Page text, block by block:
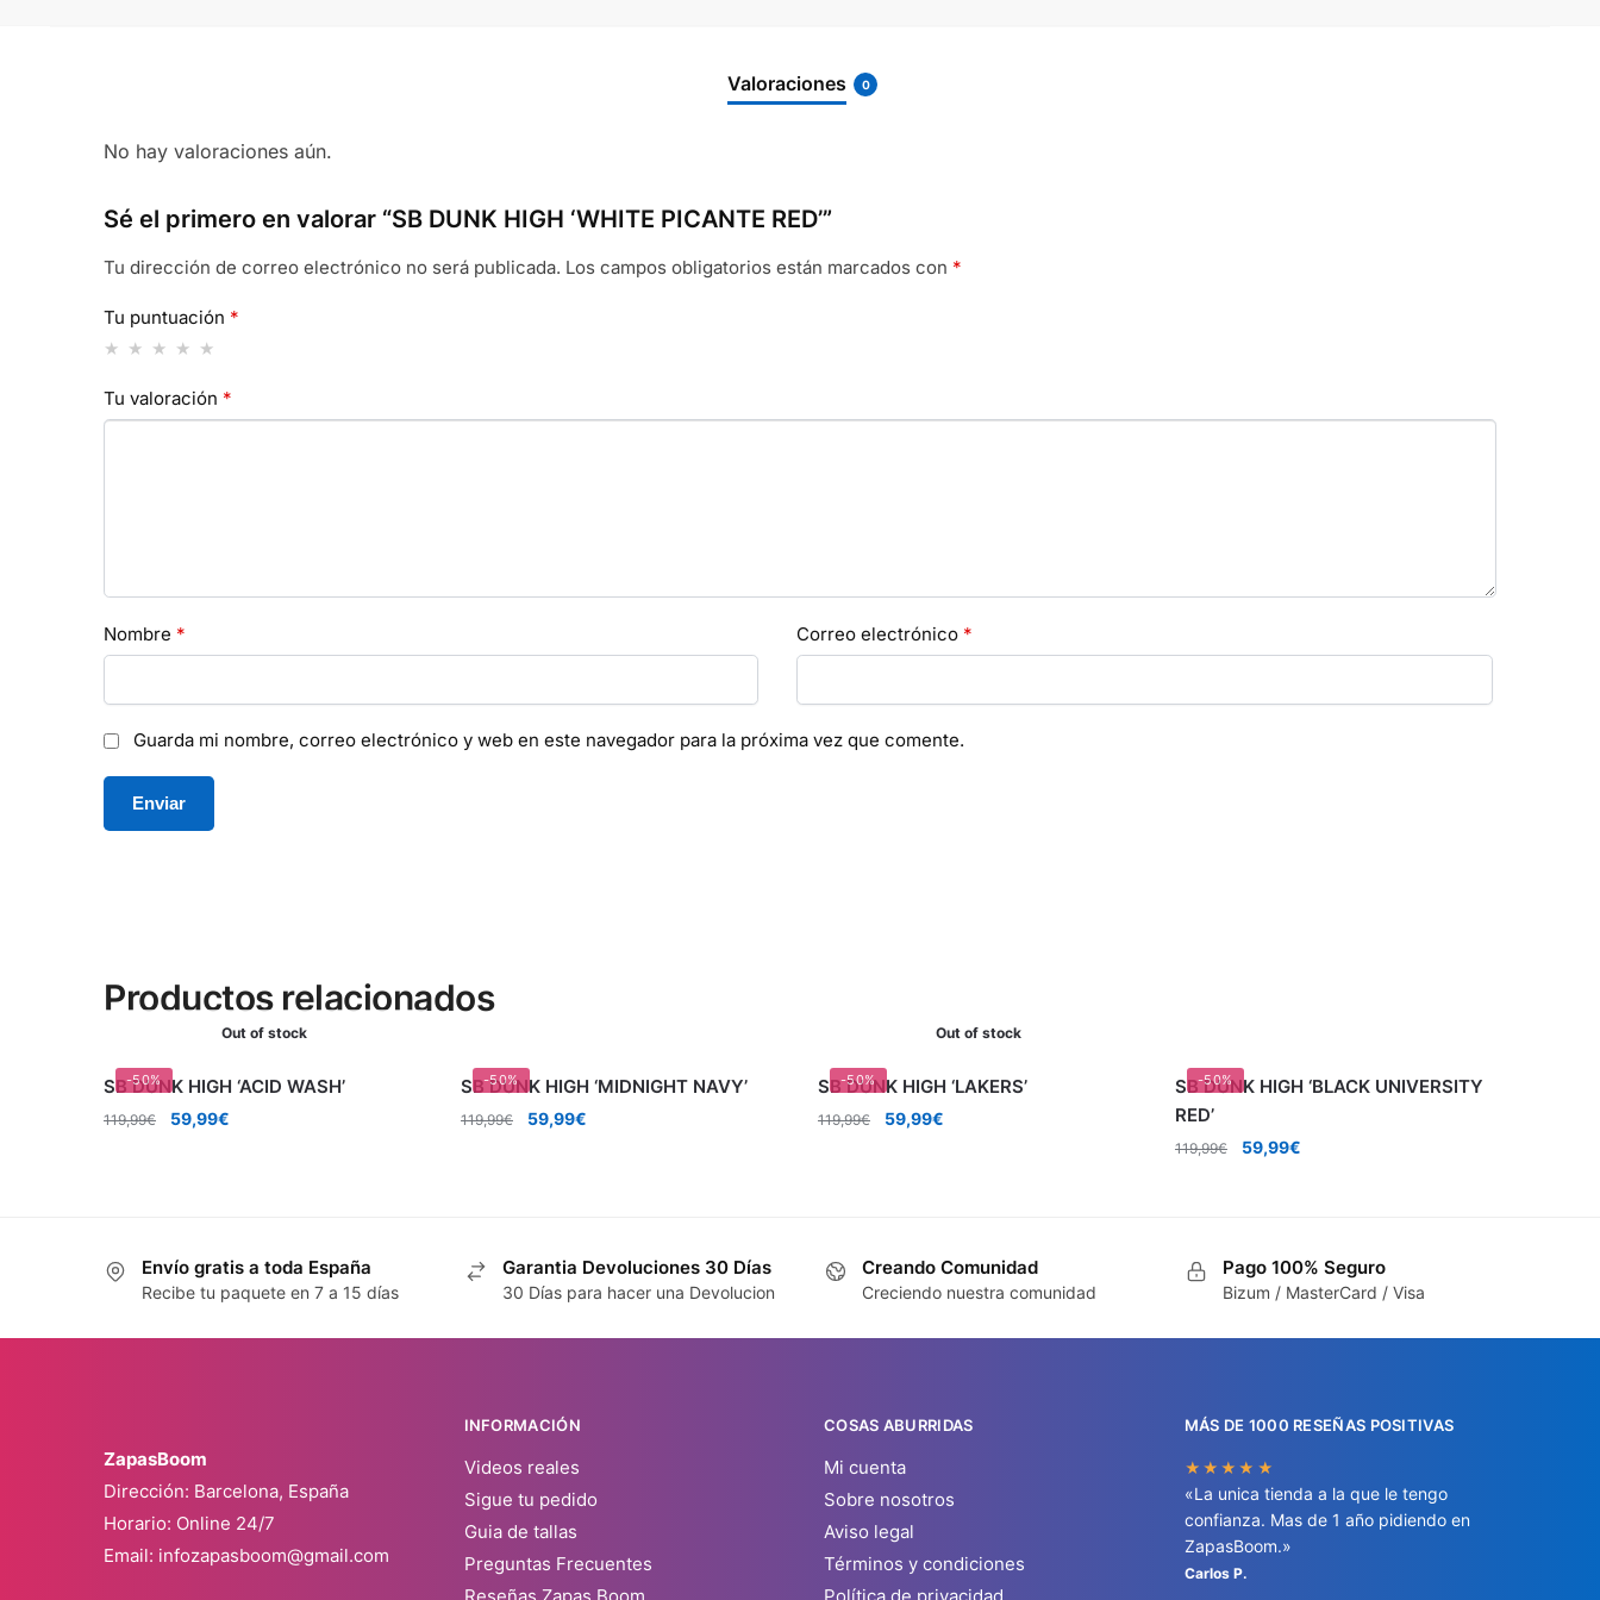
Valoraciones 0
No hay valoraciones aún.
Sé el primero en valorar “SB DUNK HIGH ‘WHITE PICANTE RED’”
Tu dirección de correo electrónico no será publicada. Los campos obligatorios están marcados con *
Tu puntuación *
Tu valoración *
Nombre * Correo electrónico *
Guarda mi nombre, correo electrónico y web en este navegador para la próxima vez que comente.
Productos relacionados
-50%
Out of stock
SB DUNK HIGH ‘ACID WASH’
119,99€
El
59,99€
-50%
SB DUNK HIGH ‘MIDNIGHT NAVY’
119,99€
El
59,99€
-50%
Out of stock
SB DUNK HIGH ‘LAKERS’
119,99€
El
59,99€El
-50%
SB DUNK HIGH ‘BLACK UNIVERSITY
RED’
119,99€
El
59,99€El
Envío gratis a toda España
Recibe tu paquete en 7 a 15 días
Garantia Devoluciones 30 Días
30 Días para hacer una Devolucion
Creando Comunidad
Creciendo nuestra comunidad
Pago 100% Seguro
Bizum / MasterCard / Visa
ZapasBoom
Dirección: Barcelona, España
Horario: Online 24/7
Email: infozapasboom@gmail.com
INFORMACIÓN
Videos reales
Sigue tu pedido
Guia de tallas
Preguntas Frecuentes
COSAS ABURRIDAS
Mi cuenta
Sobre nosotros
Aviso legal
Términos y condiciones
MÁS DE 1000 RESEÑAS POSITIVAS
★★★★★
«La unica tienda a la que le tengo
confianza. Mas de 1 año pidiendo en
ZapasBoom.»
Carlos P.